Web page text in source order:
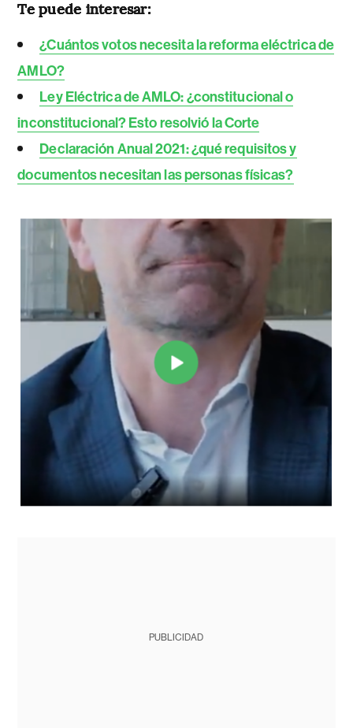
Te puede interesar:
¿Cuántos votos necesita la reforma eléctrica de
AMLO?
Ley Eléctrica de AMLO: ¿constitucional o
inconstitucional? Esto resolvió la Corte
Declaración Anual 2021: ¿qué requisitos y
documentos necesitan las personas físicas?
PUBLICIDAD